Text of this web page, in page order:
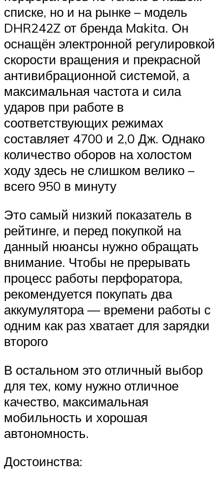
списке, но и на рынке – модель
DHR242Z от бренда Makita. Он
оснащён электронной регулировкой
скорости вращения и прекрасной
антивибрационной системой, а
максимальная частота и сила
ударов при работе в
соответствующих режимах
составляет 4700 и 2,0 Дж. Однако
количество оборов на холостом
ходу здесь не слишком велико –
всего 950 в минуту
Это самый низкий показатель в
рейтинге, и перед покупкой на
данный нюансы нужно обращать
внимание. Чтобы не прерывать
процесс работы перфоратора,
рекомендуется покупать два
аккумулятора — времени работы с
одним как раз хватает для зарядки
второго
В остальном это отличный выбор
для тех, кому нужно отличное
качество, максимальная
мобильность и хорошая
автономность.
Достоинства: